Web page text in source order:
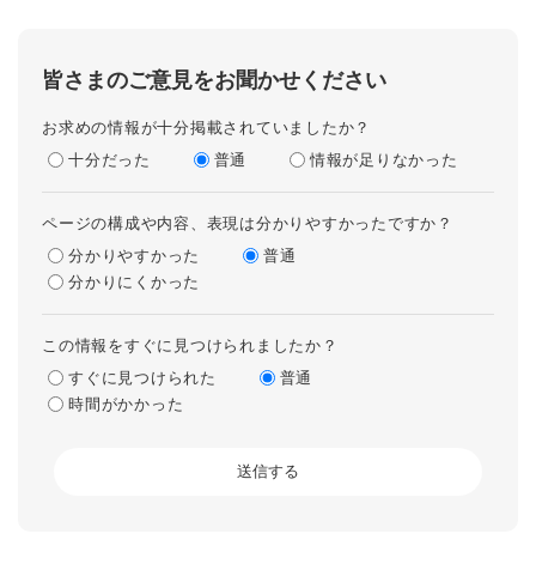
皆さまのご意見をお聞かせください
お求めの情報が十分掲載されていましたか？
十分だった
普通 情報が足りなかった
ページの構成や内容、表現は分かりやすかったですか？
分かりやすかった
普通
分かりにくかった
この情報をすぐに見つけられましたか？
すぐに見つけられた
普通
時間がかかった